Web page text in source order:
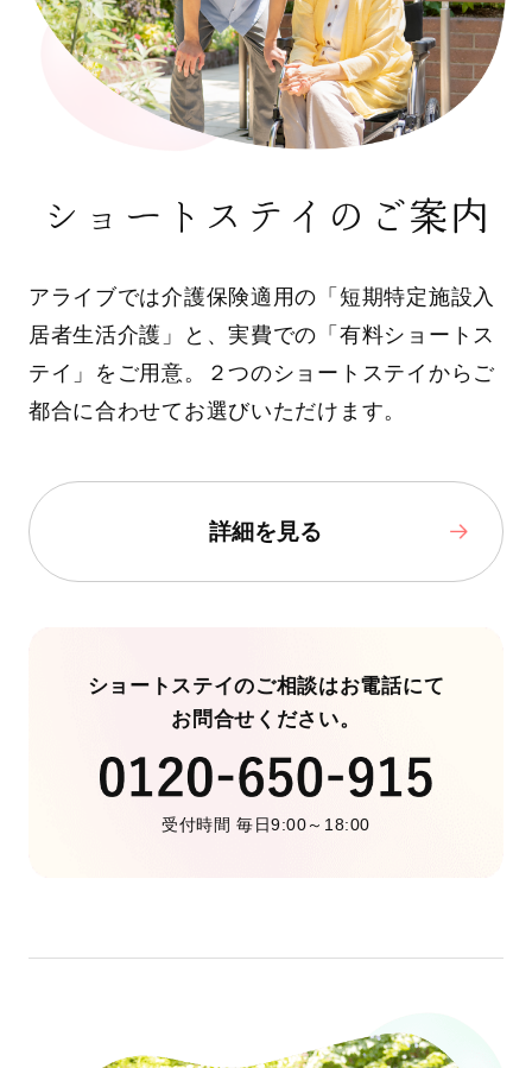
ショートステイのご案内
アライブでは介護保険適用の「短期特定施設入
居者生活介護」と、実費での「有料ショートス
テイ」をご用意。２つのショートステイからご
都合に合わせてお選びいただけます。
詳細を見る
ショートステイのご相談はお電話にて
お問合せください。
受付時間 毎日9:00～18:00